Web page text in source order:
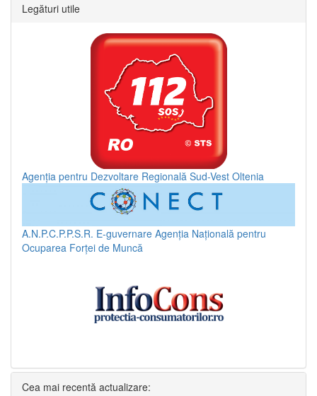
Legături utile
Agenția pentru Dezvoltare Regională Sud-Vest Oltenia
A.N.P.C.P.P.S.R. E-guvernare Agenția Națională pentru
Ocuparea Forței de Muncă
Cea mai recentă actualizare: